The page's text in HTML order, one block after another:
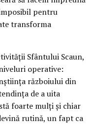
pentru
transforma
Sfântului Scaun,
operative:
războiului din
de a uita
foarte mulți și chiar
rutină, un fapt ca